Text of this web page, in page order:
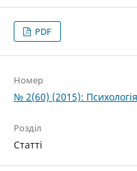
PDF
Номер
№ 2(60) (2015): Психологія
Розділ
Статті